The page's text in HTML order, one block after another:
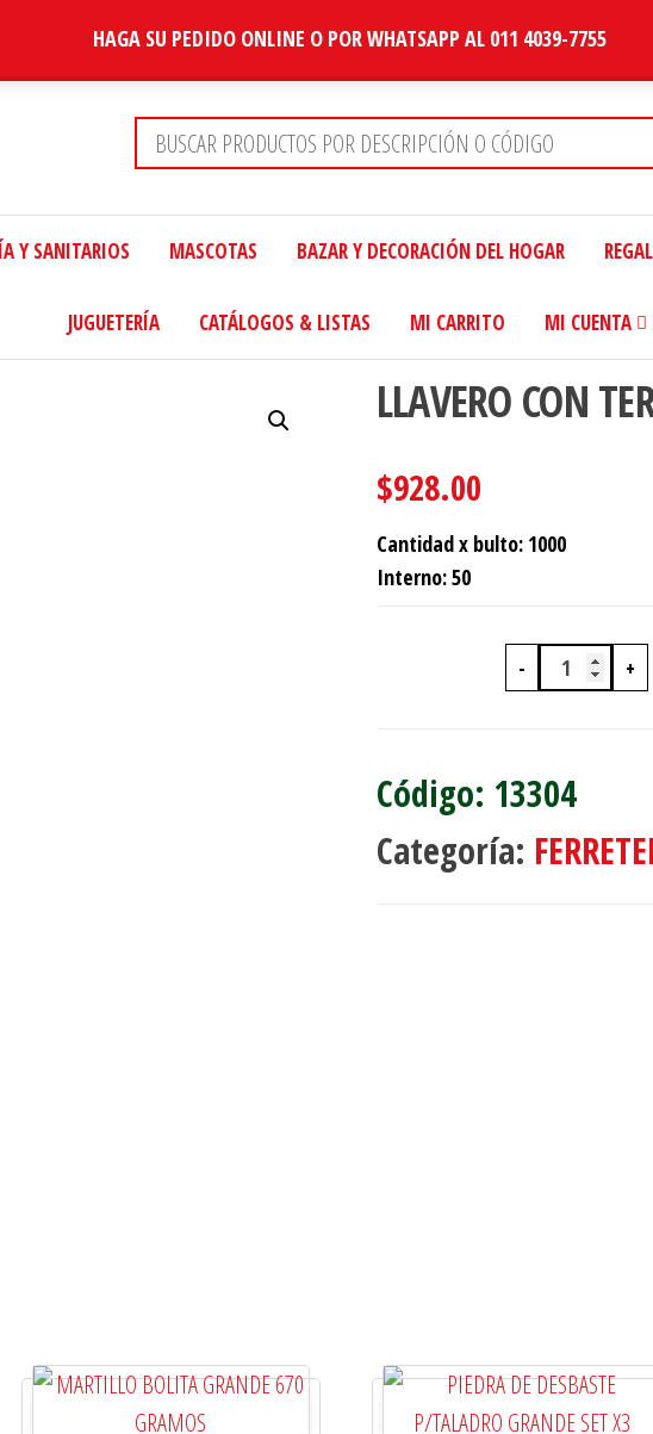
HAGA SU PEDIDO ONLINE O POR WHATSAPP AL 011 4039-7755
Y SANITARIOS MASCOTAS BAZAR Y DECORACIÓN DEL HOGAR
JUGUETERÍA CATÁLOGOS & LISTAS MI CARRITO MI CUENTA
LLAVERO CON
$928.00
Cantidad x bulto: 1000
Interno: 50
-
LLAVERO
+
13304
Categoría: